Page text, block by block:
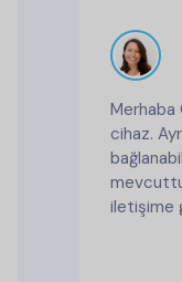
Merhaba
cihaz.
iletişime